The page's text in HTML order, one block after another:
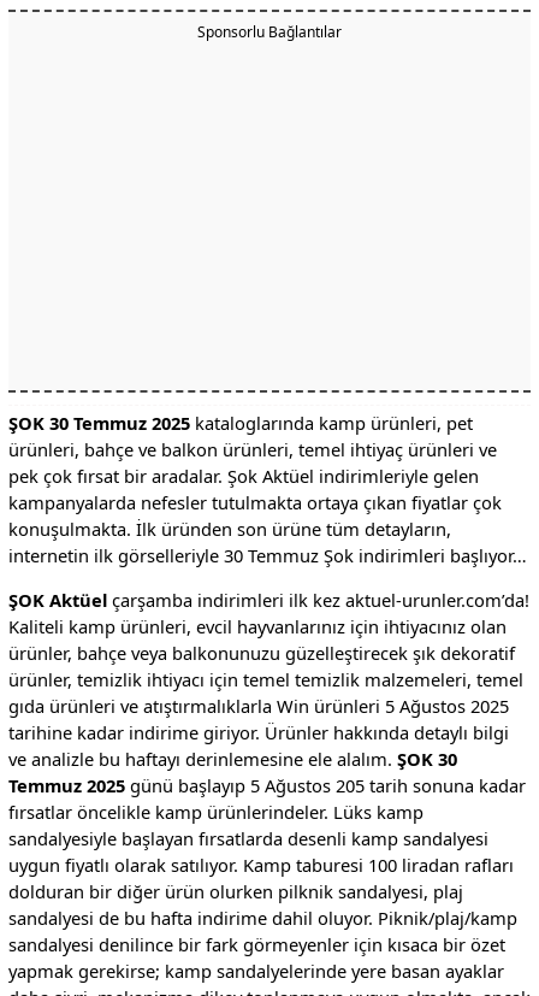
Sponsorlu Bağlantılar
ŞOK 30 Temmuz 2025kataloglarında kamp ürünleri, pet
ürünleri, bahçe ve balkon ürünleri, temel ihtiyaç ürünleri ve
pek çok fırsat bir aradalar. Şok Aktüel indirimleriyle gelen
kampanyalarda nefesler tutulmakta ortaya çıkan fiyatlar çok
konuşulmakta. İlk üründen son ürüne tüm detayların,
internetin ilk görselleriyle 30 Temmuz Şok indirimleri başlıyor…
ŞOK Aktüelçarşamba indirimleri ilk kez aktuel-urunler.com’da!
Kaliteli kamp ürünleri, evcil hayvanlarınız için ihtiyacınız olan
ürünler, bahçe veya balkonunuzu güzelleştirecek şık dekoratif
ürünler, temizlik ihtiyacı için temel temizlik malzemeleri, temel
gıda ürünleri ve atıştırmalıklarla Win ürünleri 5 Ağustos 2025
tarihine kadar indirime giriyor. Ürünler hakkında detaylı bilgi
ve analizle bu haftayı derinlemesine ele alalım. ŞOK 30
Temmuz 2025günü başlayıp 5 Ağustos 205 tarih sonuna kadar
fırsatlar öncelikle kamp ürünlerindeler. Lüks kamp
sandalyesiyle başlayan fırsatlarda desenli kamp sandalyesi
uygun fiyatlı olarak satılıyor. Kamp taburesi 100 liradan rafları
dolduran bir diğer ürün olurken pilknik sandalyesi, plaj
sandalyesi de bu hafta indirime dahil oluyor. Piknik/plaj/kamp
sandalyesi denilince bir fark görmeyenler için kısaca bir özet
yapmak gerekirse; kamp sandalyelerinde yere basan ayaklar